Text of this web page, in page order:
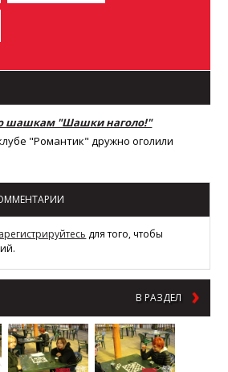
шашкам "Шашки наголо!"
"Романтик" дружно оголили
для того, чтобы
В РАЗДЕЛ